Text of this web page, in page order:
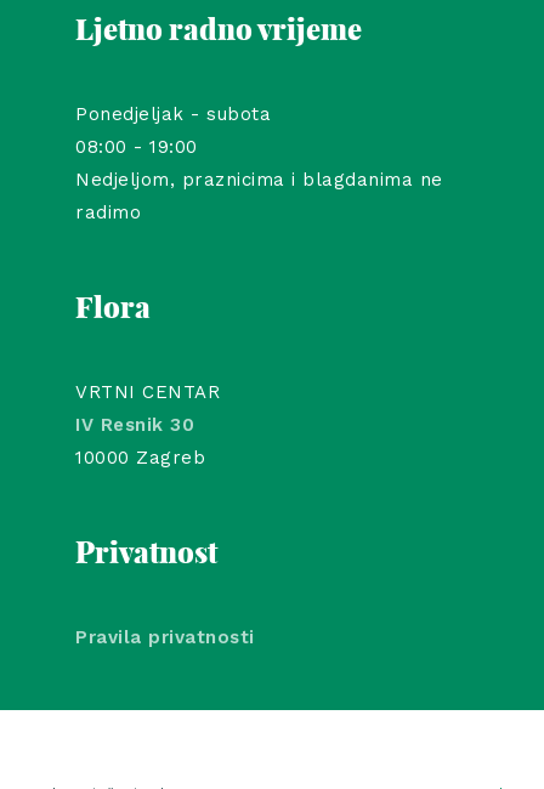
Ljetno radno vrijeme
Ponedjeljak - subota
08:00 - 19:00
Nedjeljom, praznicima i blagdanima ne
radimo
Flora
VRTNI CENTAR
IV Resnik 30
10000 Zagreb
Privatnost
Pravila privatnosti